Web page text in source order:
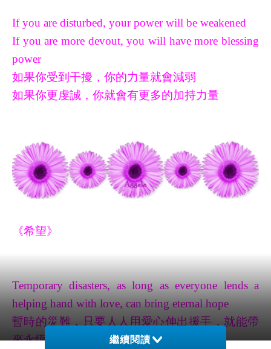
If you are disturbed, your power will be weakened
If you are more devout, you will have more blessing
power
如果你受到干擾，你的力量就會減弱
如果你更虔誠，你就會有更多的加持力量
《希望》
Temporary disasters, as long as everyone lends a
helping hand with love, can bring eternal hope
暫時的災難，只要人人用愛心伸出援手，就能帶
來永恆的希望
繼續閱讀